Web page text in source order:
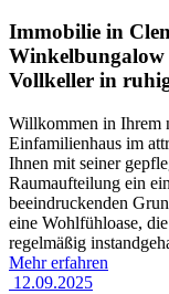
Immobilie in
Vollkeller in
Willkommen in Ihrem
Einfamilienhaus im
Ihnen mit seiner
Raumaufteilung ein
beeindruckenden
eine Wohlfühloase,
regelmäßig
Mehr erfahren
12.09.2025